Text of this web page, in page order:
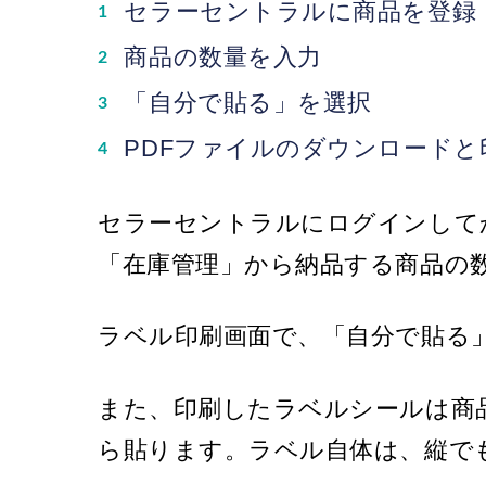
セラーセントラルに商品を登録
商品の数量を入力
「自分で貼る」を選択
PDFファイルのダウンロードと
セラーセントラルにログインし
「在庫管理」から納品する商品の
ラベル印刷画面で、「自分で貼
また、印刷したラベルシールは
ら貼ります。ラベル自体は、縦